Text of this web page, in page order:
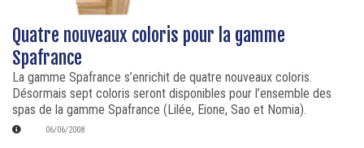
Quatre nouveaux coloris pour la gamme
Spafrance
La gamme Spafrance s’enrichit de quatre nouveaux coloris.
Désormais sept coloris seront disponibles pour l’ensemble des
spas de la gamme Spafrance (Lilée, Eione, Sao et Nomia).
06/06/2008